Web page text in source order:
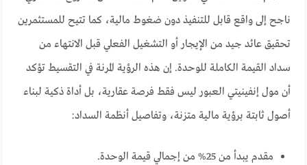
ناجح إلى واقع قابل للتنفيذ دون ضغوط مالية، كما تتيح للمستثمرين
تحقيق عائد جيد من الإيجار أو التشغيل الفعلي قبل الانتهاء من
سداد القيمة الكاملة للوحدة. إن هذه الرؤية المرنة في التقسيط تؤكد
أن مول إنفينيتي العبور ليس فقط فرصة عقارية، بل أداة ذكية لبناء
أصول ثابتة برؤية مالية متزنة، وتفاصيل أنظمة السداد:
مقدم يبدأ من 25% من إجمالي قيمة الوحدة.